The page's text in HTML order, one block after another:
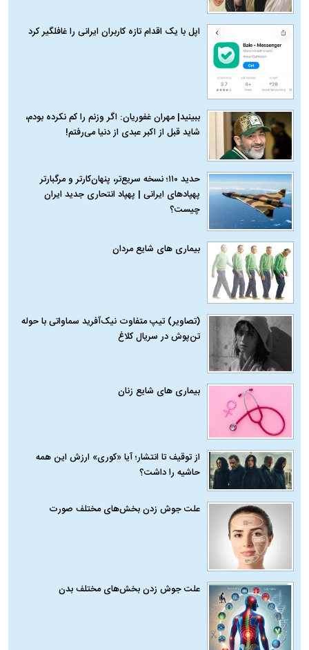
اپل با یک اقدام تازه کاربران ایرانی را غافلگیر کرد
ببینید| مهران غفوریان: اگر وزنم را کم نکرده بودم،
شاید قبل از اکبر عبدی از دنیا می‌رفتم!
حدید ۱۱۰؛ نسخه سریع‌تر، پنهان‌کارتر و مرگبارتر
پهپادهای ایرانی | پهپاد انتحاری جدید ایران
چیست؟
بیماری‌ های شایع مردان
(تصاویر) تیپ متفاوت نیک‌آفرید سماواتی با حوله
تن‌پوش در سریال کلاغ
بیماری‌ های شایع زنان
از توقیف تا انتشار؛ آیا «کوری» ارزش این همه
حاشیه را داشت؟
علت جوش زدن بخش‌های مختلف صورت
علت جوش زدن بخش‌های مختلف بدن